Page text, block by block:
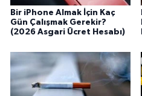
Bir iPhone Almak İçin Kaç
Gün Çalışmak Gerekir?
(2026 Asgari Ücret Hesabı)